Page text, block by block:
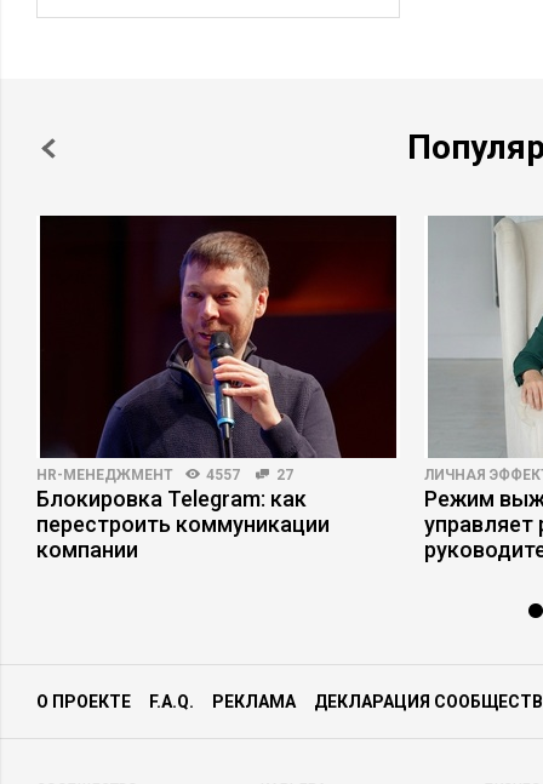
HR-МЕНЕДЖМЕНТ 4557 27
Блокировка Telegram: как
перестроить коммуникации
компании
ЛИЧНАЯ
Режим
О ПРОЕКТЕ F.A.Q. РЕКЛАМА ДЕКЛАРАЦИЯ